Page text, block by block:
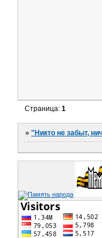
Страница:1
»"Никто не забыт,